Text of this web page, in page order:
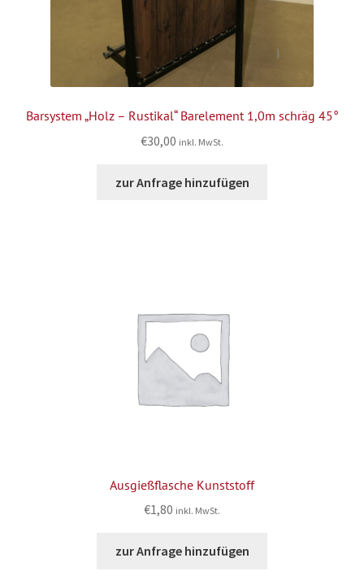
Barsystem „Holz – Rustikal“ Barelement 1,0m schräg 45°
€30,00 inkl. MwSt.
zur Anfrage hinzufügen
Ausgießflasche Kunststoff
€1,80 inkl. MwSt.
zur Anfrage hinzufügen